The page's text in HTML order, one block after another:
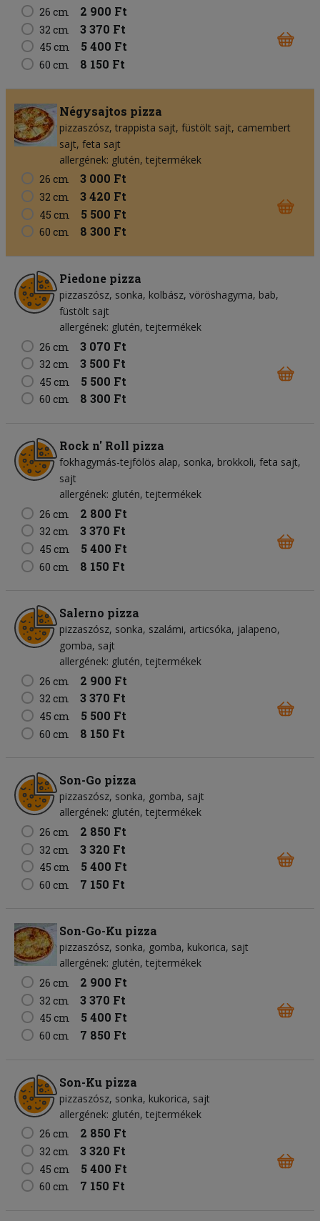
26 cm 2 900 Ft
32 cm 3 370 Ft
45 cm 5 400 Ft
60 cm 8 150 Ft
Négysajtos pizza
pizzaszósz trappista sajt füstölt sajt camembert
sajt feta sajt
allergének: glutén, tejtermékek
26 cm
3 000 Ft
32 cm 3 420 Ft
45 cm 5 500 Ft
60 cm 8 300 Ft
Piedone pizza
pizzaszósz sonka kolbász vöröshagyma bab
füstölt sajt
allergének: glutén, tejtermékek
26 cm
3 070 Ft
32 cm 3 500 Ft
45 cm 5 500 Ft
60 cm 8 300 Ft
Rock n' Roll pizza
fokhagymás-tejfölös alap sonka brokkoli feta sajt
sajt
allergének: glutén, tejtermékek
26 cm
2 800 Ft
32 cm 3 370 Ft
45 cm 5 400 Ft
60 cm 8 150 Ft
Salerno pizza
pizzaszósz sonka szalámi articsóka jalapeno
gomba sajt
allergének: glutén, tejtermékek
26 cm
2 900 Ft
32 cm 3 370 Ft
45 cm 5 500 Ft
60 cm 8 150 Ft
Son-Go pizza
pizzaszósz sonka gomba sajt
allergének: glutén, tejtermékek
26 cm
2 850 Ft
32 cm 3 320 Ft
45 cm 5 400 Ft
60 cm 7 150 Ft
Son-Go-Ku pizza
pizzaszósz sonka gomba kukorica sajt
allergének: glutén, tejtermékek
26 cm
2 900 Ft
32 cm 3 370 Ft
45 cm 5 400 Ft
60 cm 7 850 Ft
Son-Ku pizza
pizzaszósz sonka kukorica sajt
allergének: glutén, tejtermékek
26 cm
2 850 Ft
32 cm 3 320 Ft
45 cm 5 400 Ft
60 cm 7 150 Ft